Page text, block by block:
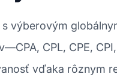
výberovým
CPL, CPE,
vďaka rôznym